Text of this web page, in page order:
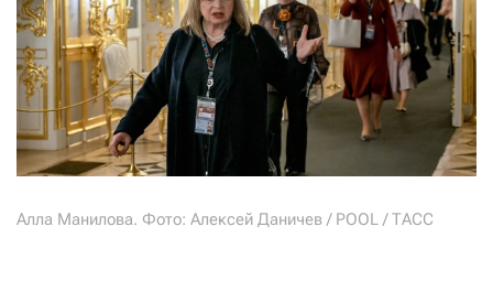
Алла Манилова. Фото: Алексей Даничев / POOL / ТАСС